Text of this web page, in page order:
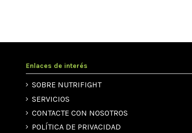
Enlaces de interés
SOBRE NUTRIFIGHT
SERVICIOS
CONTACTE CON NOSOTROS
POLÍTICA DE PRIVACIDAD